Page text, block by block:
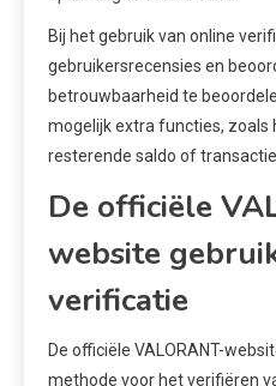
Bij het gebruik van online
gebruikersrecensies en
betrouwbaarheid te
mogelijk extra functies, zoals
resterende saldo of
De officiële
website
verificatie
De officiële VALORANT-
methode voor het verifiëren